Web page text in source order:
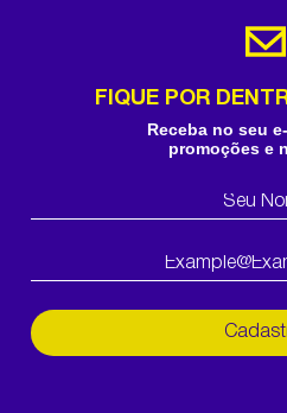
FIQUE POR
Receba no seu
promoções e